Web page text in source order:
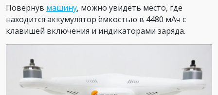
Повернув машину, можно увидеть место, где
находится аккумулятор ёмкостью в 4480 мАч с
клавишей включения и индикаторами заряда.